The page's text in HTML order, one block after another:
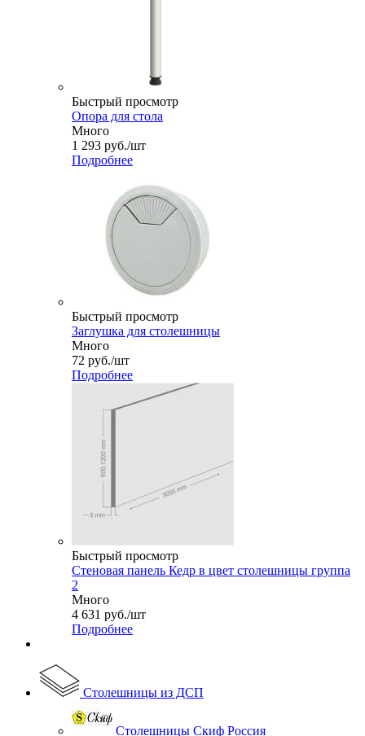
Быстрый просмотр
Опора для стола
Много
1 293 руб./шт
Подробнее
Быстрый просмотр
Заглушка для столешницы
Много
72 руб./шт
Подробнее
Быстрый просмотр
Стеновая панель Кедр в цвет столешницы группа
2
Много
4 631 руб./шт
Подробнее
Столешницы из ДСП
Столешницы Скиф Россия